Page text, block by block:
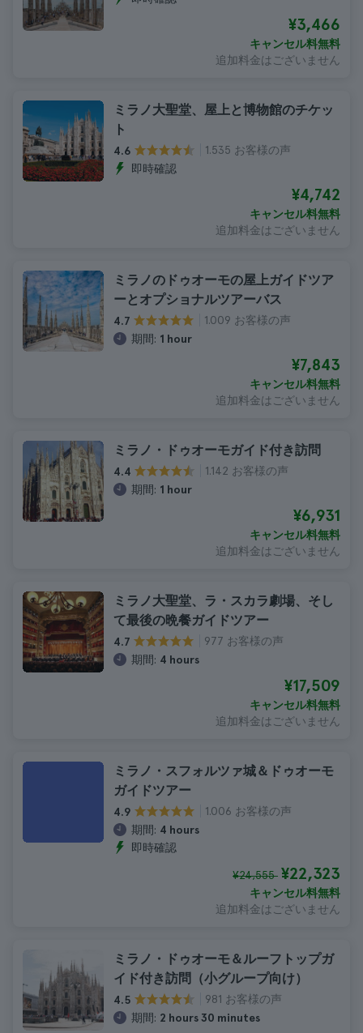
¥3,466
キャンセル料無料
追加料金はございません
ミラノ大聖堂、屋上と博物館のチケッ
ト
4.6
1.535 お客様の声
即時確認
¥4,742
キャンセル料無料
追加料金はございません
ミラノのドゥオーモの屋上ガイドツア
ーとオプショナルツアーバス
4.7
1.009 お客様の声
期間: 1 hour
¥7,843
キャンセル料無料
追加料金はございません
ミラノ・ドゥオーモガイド付き訪問
4.4
1.142 お客様の声
期間: 1 hour
¥6,931
キャンセル料無料
追加料金はございません
ミラノ大聖堂、ラ・スカラ劇場、そし
て最後の晩餐ガイドツアー
4.7
977 お客様の声
期間: 4 hours
¥17,509
キャンセル料無料
追加料金はございません
ミラノ・スフォルツァ城＆ドゥオーモ
ガイドツアー
4.9
1.006 お客様の声
期間: 4 hours
即時確認
¥24,555 ¥22,323
キャンセル料無料
追加料金はございません
ミラノ・ドゥオーモ＆ルーフトップガ
イド付き訪問（小グループ向け）
4.5
981 お客様の声
期間: 2 hours 30 minutes